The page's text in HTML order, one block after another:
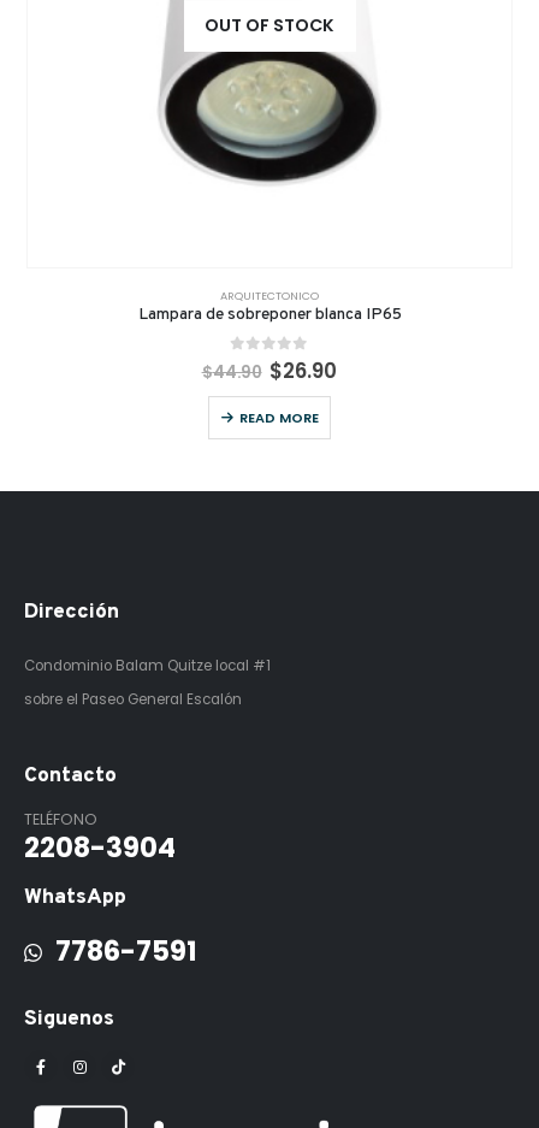
OUT OF STOCK
ARQUITECTONICO
Lampara de sobreponer blanca IP65
out of 5
$44.90 $26.90
READ MORE
Dirección
Condominio Balam Quitze local #1
sobre el Paseo General Escalón
Contacto
TELÉFONO
2208-3904
WhatsApp
7786-7591
Siguenos